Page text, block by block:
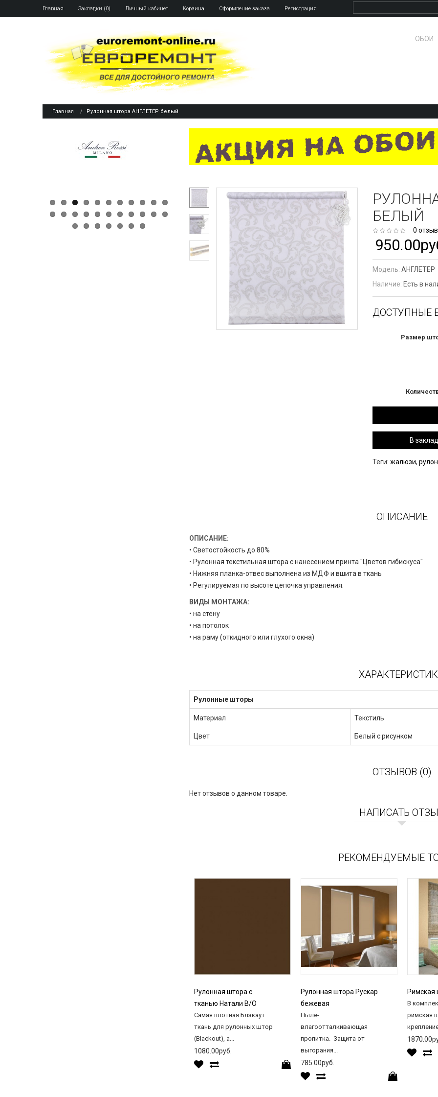
Главная Закладки (0) Личный кабинет Корзина Оформление заказа Регистрация
ОБОИ
Главная Рулонная штора АНГЛЕТЕР белый
БЕЛЫЙ
0
Модель: АНГЛЕТЕР
Наличие: Есть в
ДОСТУПНЫЕ
Размер
В
Теги: жалюзи,
ОПИСАНИЕ
ОПИСАНИЕ:
• Светостойкость до 80%
• Рулонная текстильная штора с нанесением принта "Цветов гибискуса"
• Нижняя планка-отвес выполнена из МДФ и вшита в ткань
• Регулируемая по высоте цепочка управления.
ВИДЫ МОНТАЖА:
• на стену
• на потолок
• на раму (откидного или глухого окна)
Рулонные шторы
Материал Текстиль
Цвет Белый с рисунком
ОТЗЫВОВ (0)
Нет отзывов о данном товаре.
НАПИСАТЬ
РЕКОМЕНДУЕМЫЕ
Рулонная штора с
тканью Натали B/O
Самая плотная Блэкаут
ткань для рулонных штор
(Blackout), а...
1080.00руб.
Рулонная штора Рускар
бежевая
Пыле-
влагоотталкивающая
пропитка. Защита от
выгорания...
785.00руб.
Римская
В
римская